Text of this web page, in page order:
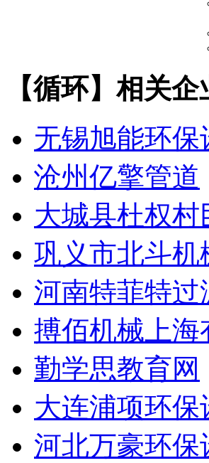
【循环】相关
无锡旭能环
沧州亿擎管道
大城县杜权
巩义市北斗
河南特菲特
搏佰机械上海
勤学思教育网
大连浦项环
河北万豪环